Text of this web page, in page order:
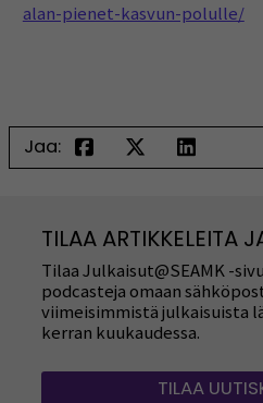
alan-pienet-kasvun-polulle/
Jaa:
TILAA ARTIKKELEITA
Tilaa Julkaisut@SEAMK -
podcasteja omaan
viimeisimmistä julkaisuista
kerran kuukaudessa.
TILAA